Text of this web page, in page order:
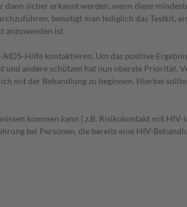
sicher erkannt werden, wenn diese
benötigt man lediglich das Testkit,
anzuwenden ist.
Hilfe kontaktieren. Um das positive
andere schützen hat nun oberste Priorität.
mit der Behandlung zu beginnen. Hierbei
kommen kann ( z.B. Risikokontakt mit
bei Personen, die bereits eine HIV-